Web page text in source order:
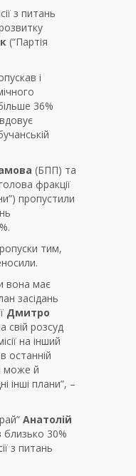
з питань
(“Партія
і
36%
(БПП) та
фракції
пропустили
тим,
вона має
засідань
Дмитро
свій розсуд
на інший
останній
може й
інші плани”, –
Анатолій
близько 30%
з питань